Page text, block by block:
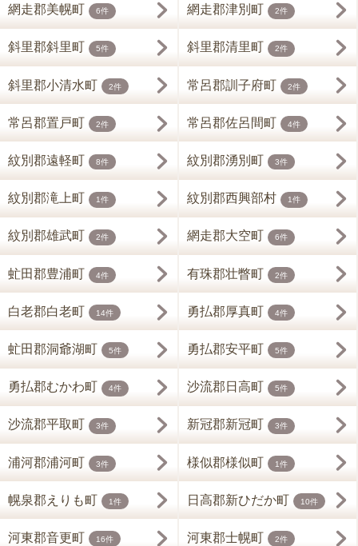
網走郡美幌町 6件 網走郡津別町 2件
斜里郡斜里町 5件 斜里郡清里町 2件
斜里郡小清水町 2件 常呂郡訓子府町 2件
常呂郡置戸町 2件 常呂郡佐呂間町 4件
紋別郡遠軽町 8件 紋別郡湧別町 3件
紋別郡滝上町 1件 紋別郡西興部村 1件
紋別郡雄武町 2件 網走郡大空町 6件
虻田郡豊浦町 4件 有珠郡壮瞥町 2件
白老郡白老町 14件 勇払郡厚真町 4件
虻田郡洞爺湖町 5件 勇払郡安平町 5件
勇払郡むかわ町 4件 沙流郡日高町 5件
沙流郡平取町 3件 新冠郡新冠町 3件
浦河郡浦河町 3件 様似郡様似町 1件
幌泉郡えりも町 1件 日高郡新ひだか町 10件
河東郡音更町 16件 河東郡士幌町 2件